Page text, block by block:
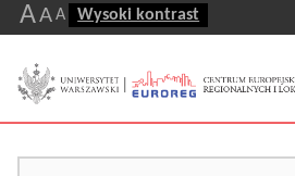
AA A Wysoki kontrast